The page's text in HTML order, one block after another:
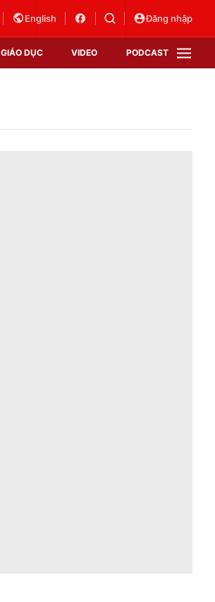
English Đăng nhập
GIÁO DỤC VIDEO PODCAST
VTV Sức khoẻ